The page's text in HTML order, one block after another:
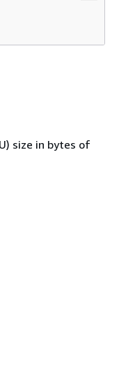
size in bytes of